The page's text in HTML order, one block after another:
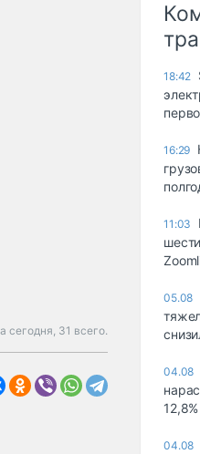
сегодня, 31 всего.
18:42
16:29
11:03
05.08
04.08
12,8%
04.08